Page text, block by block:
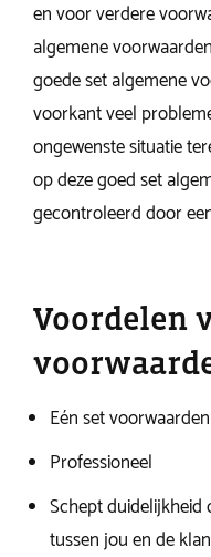
en voor verdere
algemene
goede set algemene
voorkant veel
ongewenste situatie
op deze goed set
gecontroleerd door
Voordelen
Eén set
Professioneel
Schept
tussen jou en de